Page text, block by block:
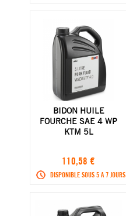
BIDON HUILE
FOURCHE SAE 4 WP
KTM 5L
110,58 €
DISPONIBLE SOUS 5 A 7 JOURS